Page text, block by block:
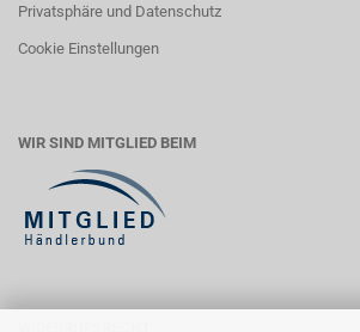
Privatsphäre und Datenschutz
Cookie Einstellungen
WIR SIND MITGLIED BEIM